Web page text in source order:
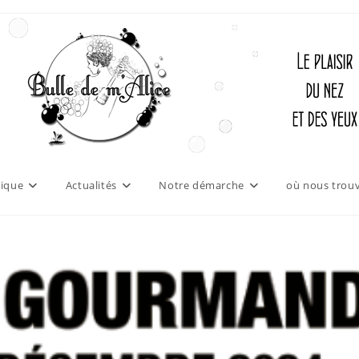
Actualités Notre démarche où nous